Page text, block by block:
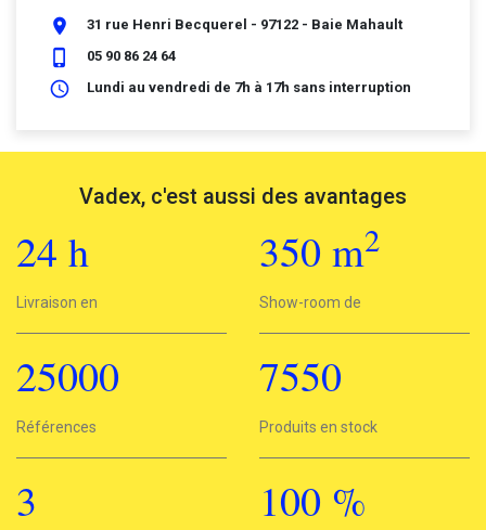
place 31 rue Henri Becquerel - 97122 - Baie Mahault
phone_iphone 05 90 86 24 64
schedule Lundi au vendredi de 7h à 17h sans interruption
Vadex, c'est aussi des avantages
24 h
Livraison en
350 m2
Show-room de
25000
25000
Références
7550
7550
Produits en stock
3 100 %